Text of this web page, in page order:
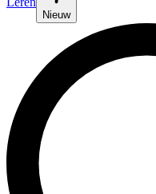
Nieuw